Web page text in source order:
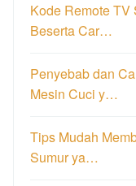
Kode Remote
Beserta Car…
Penyebab dan
Mesin Cuci y…
Tips Mudah
Sumur ya…